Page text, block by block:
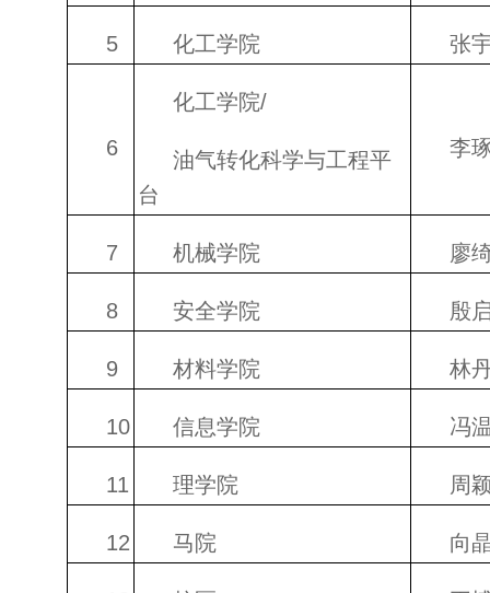
5 化工学院 张
6
化工学院/
油气转化科学与工程平
台
李
7 机械学院 廖
8 安全学院 殷
9 材料学院 林
10 信息学院 冯
11 理学院 周
12 马院 向